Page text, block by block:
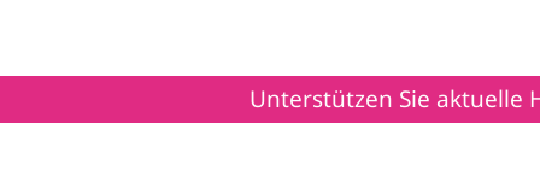
Unterstützen Sie aktuelle